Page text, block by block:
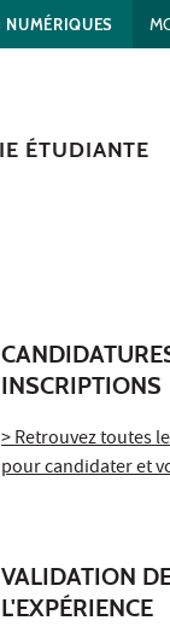
NUMÉRIQUES
ÉTUDIANTE
INSCRIPTIONS
> Retrouvez toutes
pour candidater et
VALIDATION
L'EXPÉRIENCE